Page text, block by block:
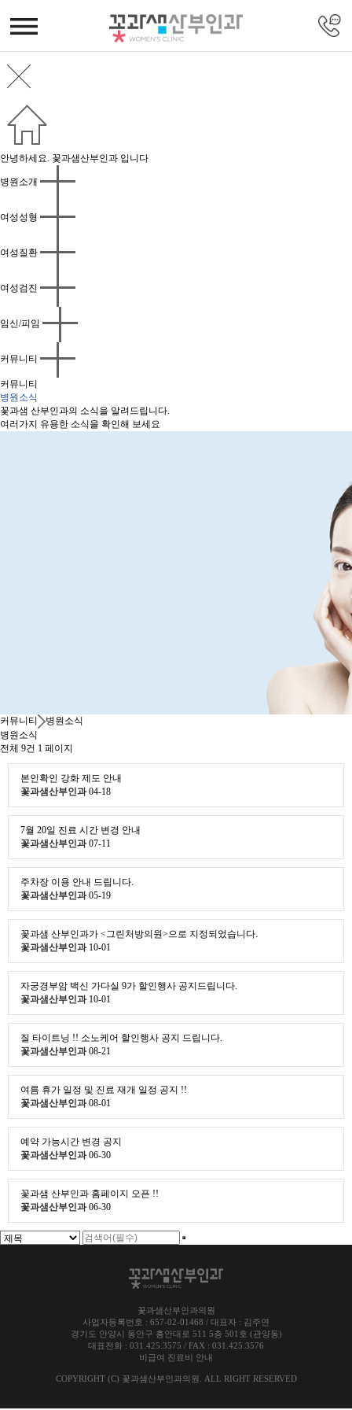
안녕하세요. 꽃과샘산부인과 입니다
병원소개
여성성형
여성질환
여성검진
임신/피임
커뮤니티
커뮤니티
병원소식
꽃과샘 산부인과의 소식을 알려드립니다.
여러가지 유용한 소식을 확인해 보세요
커뮤니티
병원소식
병원소식
전체 9건 1 페이지
본인확인 강화 제도 안내
꽃과샘산부인과 04-18
7월 20일 진료 시간 변경 안내
꽃과샘산부인과 07-11
주차장 이용 안내 드립니다.
꽃과샘산부인과 05-19
꽃과샘 산부인과가 <그린처방의원>으로 지정되었습니다.
꽃과샘산부인과 10-01
자궁경부암 백신 가다실 9가 할인행사 공지드립니다.
꽃과샘산부인과 10-01
질 타이트닝 !! 소노케어 할인행사 공지 드립니다.
꽃과샘산부인과 08-21
여름 휴가 일정 및 진료 재개 일정 공지 !!
꽃과샘산부인과 08-01
예약 가능시간 변경 공지
꽃과샘산부인과 06-30
꽃과샘 산부인과 홈페이지 오픈 !!
꽃과샘산부인과 06-30
꽃과샘산부인과의원
사업자등록번호 : 657-02-01468 / 대표자 : 김주연
경기도 안양시 동안구 흥안대로 511 5층 501호 (관양동)
대표전화 : 031.425.3575 / FAX : 031.425.3576
비급여 진료비 안내
COPYRIGHT (C) 꽃과샘산부인과의원 . ALL RIGHT RESERVED